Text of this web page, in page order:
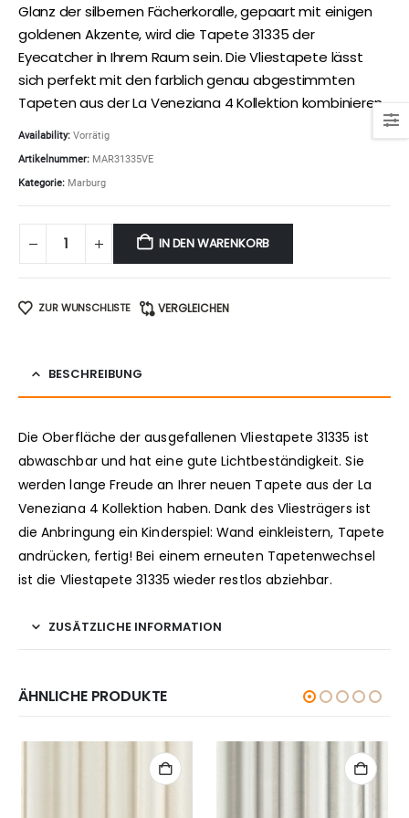
Glanz der silbernen Fächerkoralle, gepaart mit einigen
goldenen Akzente, wird die Tapete 31335 der
Eyecatcher in Ihrem Raum sein. Die Vliestapete lässt
sich perfekt mit den farblich genau abgestimmten
Tapeten aus der La Veneziana 4 Kollektion kombinieren.
Availability: Vorrätig
Artikelnummer: MAR31335VE
Kategorie: Marburg
IN DEN WARENKORB
ZUR WUNSCHLISTE VERGLEICHEN
BESCHREIBUNG
Die Oberfläche der ausgefallenen Vliestapete 31335 ist
abwaschbar und hat eine gute Lichtbeständigkeit. Sie
werden lange Freude an Ihrer neuen Tapete aus der La
Veneziana 4 Kollektion haben. Dank des Vliesträgers ist
die Anbringung ein Kinderspiel: Wand einkleistern, Tapete
andrücken, fertig! Bei einem erneuten Tapetenwechsel
ist die Vliestapete 31335 wieder restlos abziehbar.
ZUSÄTZLICHE INFORMATION
ÄHNLICHE PRODUKTE